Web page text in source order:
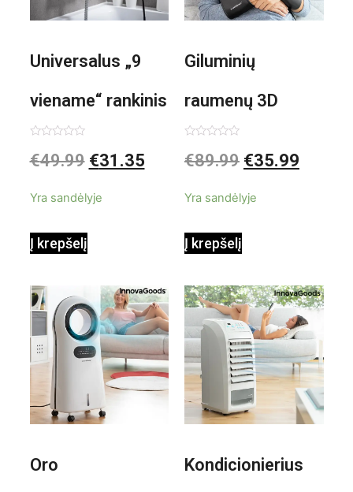
Universalus „9
viename“ rankinis
garintuvas su
0,35 L 3 Bar
1000W
0
iš
€49.99 €31.35
Yra sandėlyje
Į krepšelį
Giluminių
raumenų 3D
elektrinis
Shiatsu
0
iš
€89.99 €35.99
Yra sandėlyje
Į krepšelį
Oro
Kondicionierius